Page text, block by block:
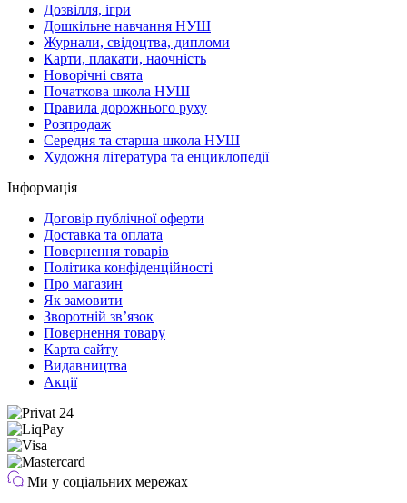
Дозвілля, ігри
Дошкільне навчання НУШ
Журнали, свідоцтва, дипломи
Карти, плакати, наочність
Новорічні свята
Початкова школа НУШ
Правила дорожнього руху
Розпродаж
Середня та старша школа НУШ
Художня література та енциклопедії
Інформація
Договір публічної оферти
Доставка та оплата
Повернення товарів
Політика конфіденційності
Про магазин
Як замовити
Зворотній зв’язок
Повернення товару
Карта сайту
Видавництва
Акції
Ми у соціальних мережах